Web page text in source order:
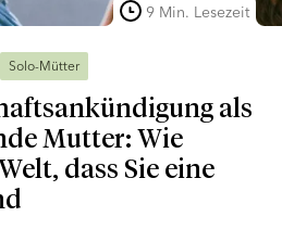
9 Min. Lesezeit
Solo-Mütter
als
Mutter: Wie
dass Sie eine